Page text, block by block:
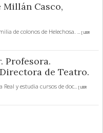
Millán Casco,
de colonos de Helechosa. ... [ LEER
Profesora.
de Teatro.
Real y estudia cursos de doc... [ LEER